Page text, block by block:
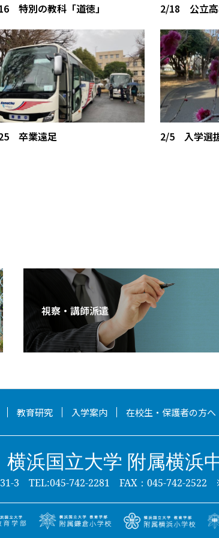
特別の教科「道徳」 2/18 公立高
卒業遠足 2/5 入学選
視察・講師派遣
教育研究 入学案内 在校生・保護者の方へ
横浜国立大学 附属横浜
31-3 TEL:045-742-2281 FAX：045-742-2522